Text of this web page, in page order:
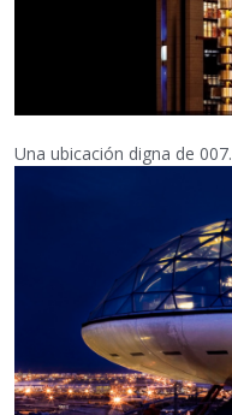
Una ubicación digna de 007.